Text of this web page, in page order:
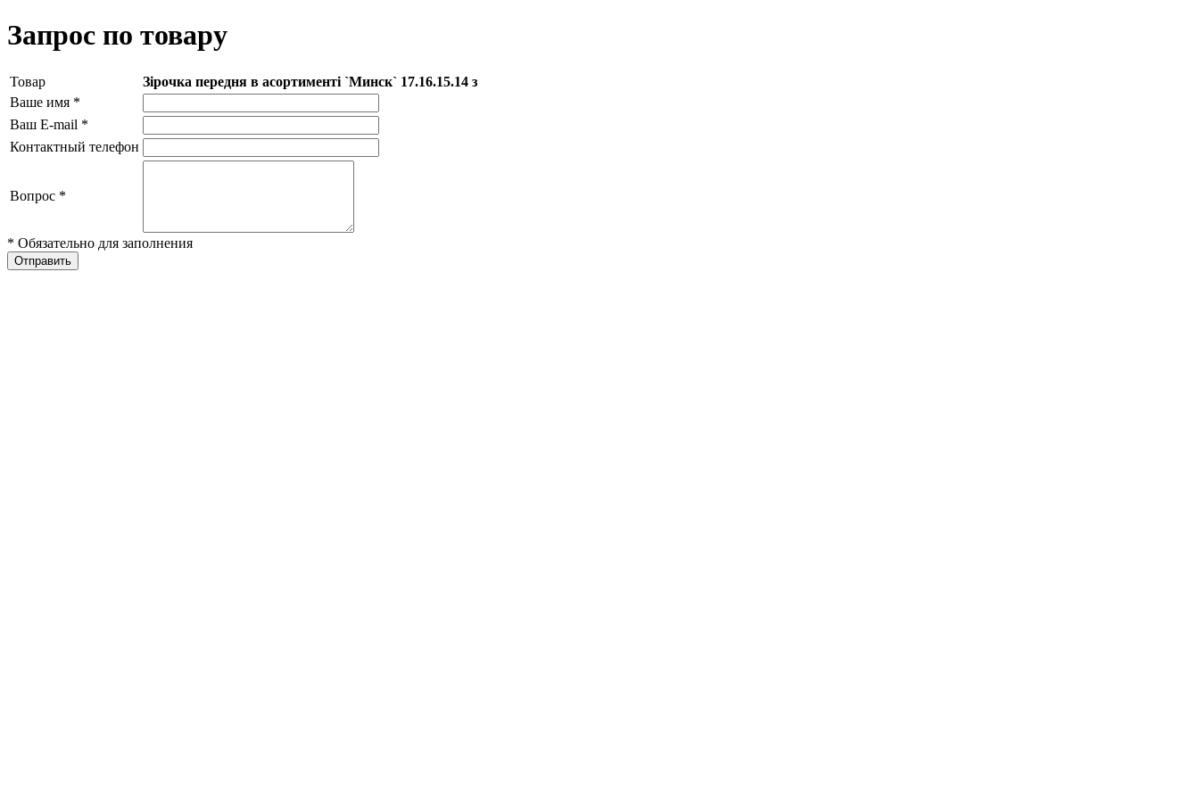
Запрос по товару
Товар
Зірочка передня в асортименті `Минск` 17.16.15.14 з
Ваше имя *
Ваш E-mail *
Контактный телефон
Вопрос *
* Обязательно для заполнения
Отправить